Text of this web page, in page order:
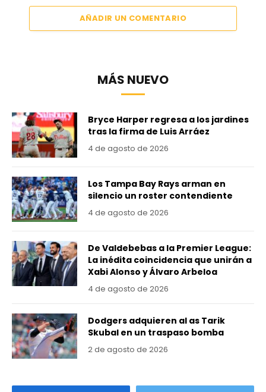
AÑADIR UN COMENTARIO
MÁS NUEVO
Bryce Harper regresa a los jardines
tras la firma de Luis Arráez
4 de agosto de 2026
Los Tampa Bay Rays arman en
silencio un roster contendiente
4 de agosto de 2026
De Valdebebas a la Premier League:
La inédita coincidencia que unirán a
Xabi Alonso y Álvaro Arbeloa
4 de agosto de 2026
Dodgers adquieren al as Tarik
Skubal en un traspaso bomba
2 de agosto de 2026